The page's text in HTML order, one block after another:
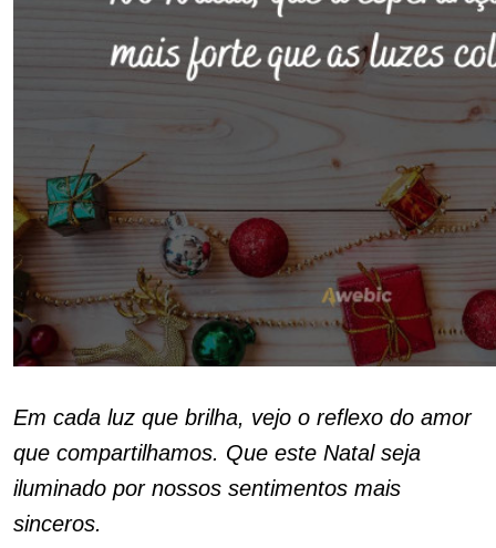
Em cada luz que brilha, vejo o reflexo do amor
que compartilhamos. Que este Natal seja
iluminado por nossos sentimentos mais
sinceros.